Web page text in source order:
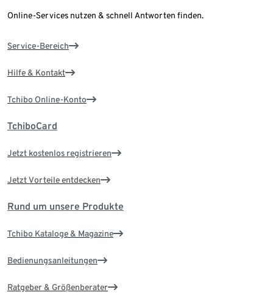
Online-Services nutzen & schnell Antworten finden.
Service-Bereich
Hilfe & Kontakt
Tchibo Online-Konto
TchiboCard
Jetzt kostenlos registrieren
Jetzt Vorteile entdecken
Rund um unsere Produkte
Tchibo Kataloge & Magazine
Bedienungsanleitungen
Ratgeber & Größenberater